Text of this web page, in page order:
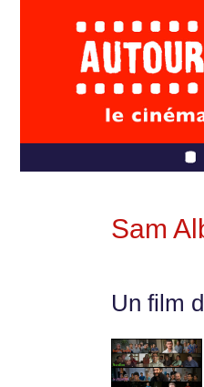
Sam
Un film